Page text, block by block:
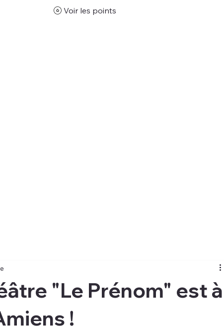
Voir les points
"Le Prénom" est à
!